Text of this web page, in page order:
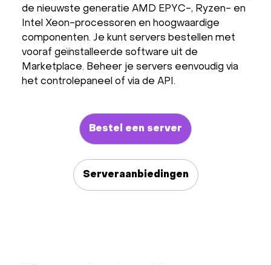
de nieuwste generatie AMD EPYC-, Ryzen- en
Intel Xeon-processoren en hoogwaardige
componenten. Je kunt servers bestellen met
vooraf geïnstalleerde software uit de
Marketplace. Beheer je servers eenvoudig via
het controlepaneel of via de API.
Bestel een server
Serveraanbiedingen